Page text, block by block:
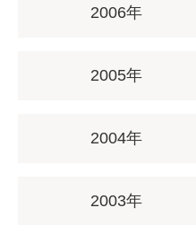
2006年
2005年
2004年
2003年